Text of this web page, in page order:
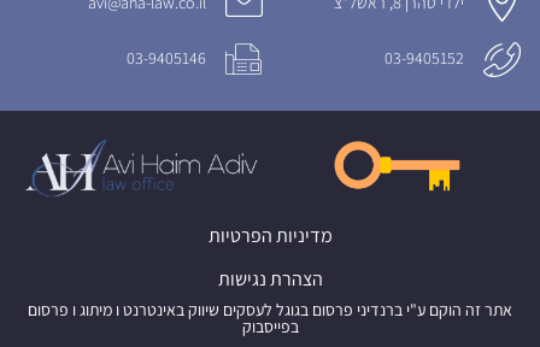
03-9405152
03-9405146
מדיניות הפרטיות
הצהרת נגישות
אתר זה הוקם ע"י ברנדיני פרסום בגוגל לעסקים שיווק באינטרנט ו מיתוג ו פרסום
בפייסבוק